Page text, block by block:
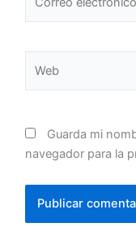
electrónico*
Guarda mi
navegador para la